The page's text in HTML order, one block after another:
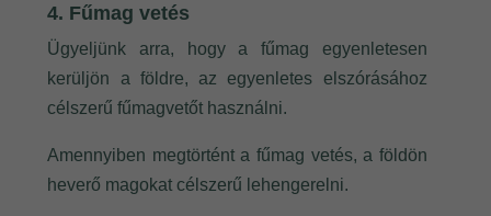
4. Fűmag vetés
Ügyeljünk arra, hogy a fűmag egyenletesen
kerüljön a földre, az egyenletes elszórásához
célszerű fűmagvetőt használni.
Amennyiben megtörtént a fűmag vetés, a földön
heverő magokat célszerű lehengerelni.